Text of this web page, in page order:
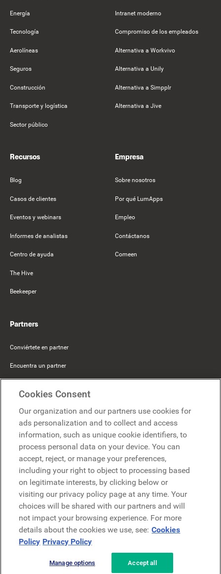
Energía
Tecnología
Aerolíneas
Seguros
Construcción
Transporte y logística
Sector público
Intranet moderno
Compromiso de los empleados
Alternativa a Workvivo
Alternativa a Unily
Alternativa a Simpplr
Alternativa a Jive
Recursos
Blog
Casos de clientes
Eventos y webinars
Informes de analistas
Centro de ayuda
The Hive
Beekeeper
Empresa
Sobre nosotros
Por qué LumApps
Empleo
Contáctanos
Comeen
Partners
Conviértete en partner
Encuentra un partner
Microsoft
Solicitar una demo
Solicitar una demo
Contáctanos
Contáctanos
Política de privacidad Aviso legal Términos y condiciones
Cookies Consent
Our organization and our partners use cookies for
ads personalization and to collect and access
information, such as unique cookie identifiers, to
process personal data on your device. You can
accept, reject, or manage your preferences,
including your right to object to processing based
on legitimate interests, by clicking below or
visiting our privacy policy page at any time. Your
choices will be shared with our partners and will
not impact your browsing experience. For more
details about the cookies we use, see: Cookies
Policy Privacy Policy
Manage options Accept all